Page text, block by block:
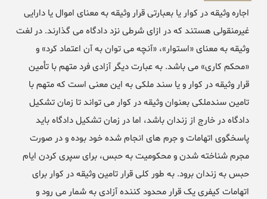
اجاره وثیقه در کوار یا بعبارتی قرار وثیقه به معنای اموال یا دارایی
غیرمنقولی هستند که در ازای شرطی نزد دادگاه می گذارند. در لغت
وثیقه به معنای «استوار»، «آنچه می توان به آن اعتماد کرد» و
«محکم کاری» می باشد. به عبارت دیگر آزادی فرد متهم با تأمین
قرار وثیقه در کوار و یا سند ملکی به این معنی است که متهم با
تامین سندملکی بعنوان وثیقه در کوار می تواند تا زمان تشکیل
دادگاه در خارج از زندان باشد، اما در زمان تشکیل دادگاه باید
پاسخگوی اتهامات و جرم های انجام شده خود بوده و در صورت
مجرم شناخته شدن و محکومیت به حبس، برای سپری کردن ایام
حبس به زندان برود. به طور کلی قرار تامین وثیقه در کوار برای
اتهامات کیفری یک قرار محدود کننده آزادی به شمار می رود و